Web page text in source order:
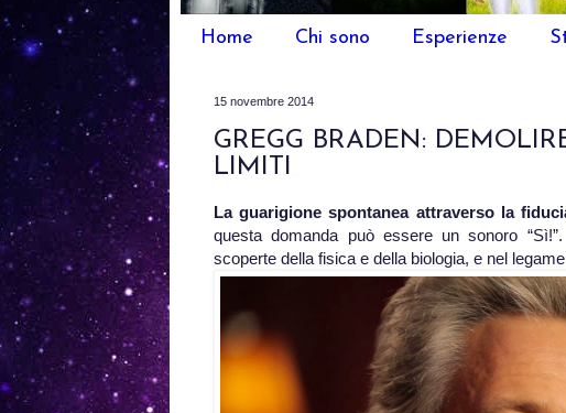
Home Chi sono Esperienze
15 novembre 2014
GREGG BRADEN:
LIMITI
La guarigione spontanea attraverso la
questa domanda può essere un sonoro
scoperte della fisica e della biologia, e nel